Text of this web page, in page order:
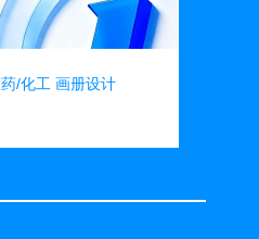
/化工 画册设计